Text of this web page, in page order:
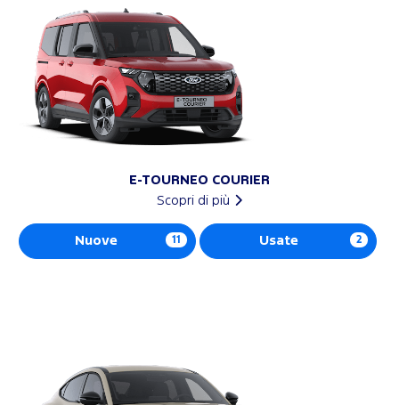
E-TOURNEO COURIER
Scopri di più
Nuove 11 Usate 2